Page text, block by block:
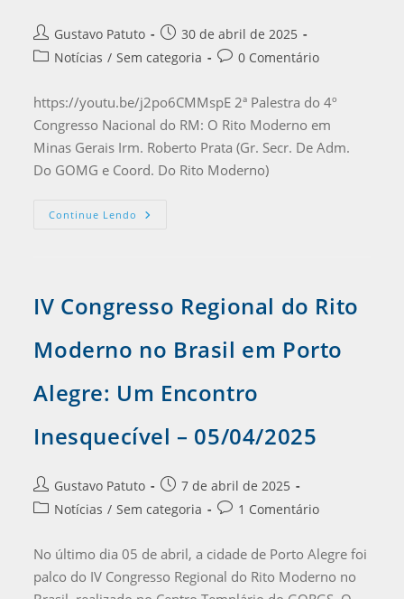
Gustavo Patuto
30 de abril de 2025
Notícias / Sem categoria 0 Comentário
https://youtu.be/j2po6CMMspE 2ª Palestra do 4º
Congresso Nacional do RM: O Rito Moderno em
Minas Gerais Irm. Roberto Prata (Gr. Secr. De Adm.
Do GOMG e Coord. Do Rito Moderno)
Continue Lendo
IV Congresso Regional do Rito
Moderno no Brasil em Porto
Alegre: Um Encontro
Inesquecível – 05/04/2025
Gustavo Patuto
7 de abril de 2025
Notícias / Sem categoria 1 Comentário
No último dia 05 de abril, a cidade de Porto Alegre foi
palco do IV Congresso Regional do Rito Moderno no